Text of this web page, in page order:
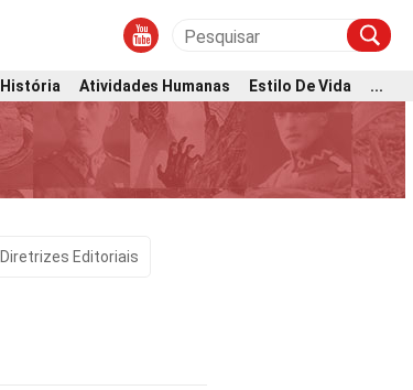
História Atividades Humanas Estilo De Vida
...
Diretrizes Editoriais